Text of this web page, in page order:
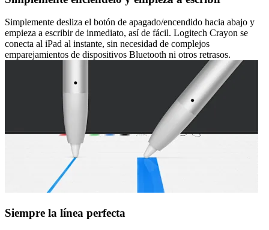
Simplemente desliza el botón de apagado/encendido hacia abajo y
empieza a escribir de inmediato, así de fácil. Logitech Crayon se
conecta al iPad al instante, sin necesidad de complejos
emparejamientos de dispositivos Bluetooth ni otros retrasos.
Siempre la línea perfecta